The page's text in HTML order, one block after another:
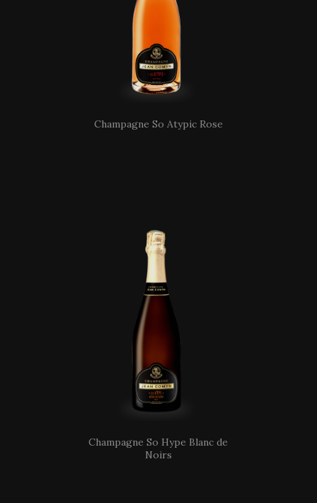
Champagne So Atypic Rose
Champagne So Hype Blanc de
Noirs